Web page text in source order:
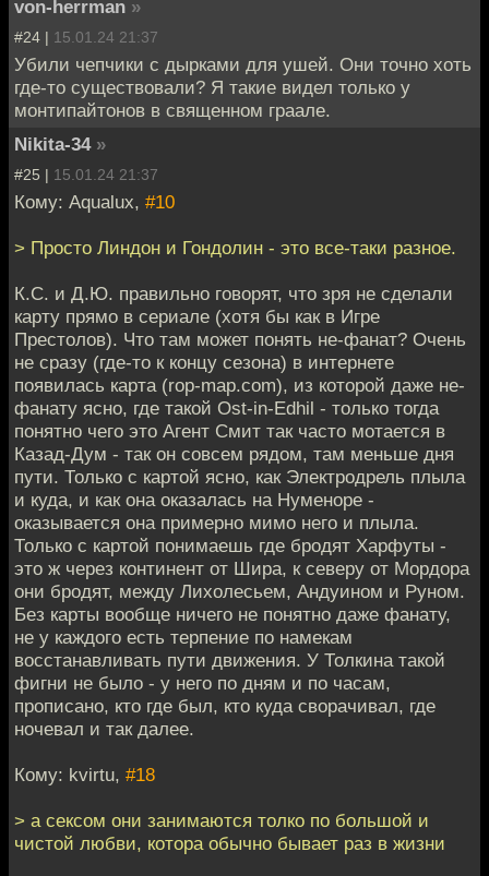
von-herrman »
#24 | 15.01.24 21:37
Убили чепчики с дырками для ушей. Они точно хоть
где-то существовали? Я такие видел только у
монтипайтонов в священном граале.
Nikita-34 »
#25 | 15.01.24 21:37
Кому: Aqualux, #10
> Просто Линдон и Гондолин - это все-таки разное.
К.С. и Д.Ю. правильно говорят, что зря не сделали
карту прямо в сериале (хотя бы как в Игре
Престолов). Что там может понять не-фанат? Очень
не сразу (где-то к концу сезона) в интернете
появилась карта (rop-map.com), из которой даже не-
фанату ясно, где такой Ost-in-Edhil - только тогда
понятно чего это Агент Смит так часто мотается в
Казад-Дум - так он совсем рядом, там меньше дня
пути. Только с картой ясно, как Электродрель плыла
и куда, и как она оказалась на Нуменоре -
оказывается она примерно мимо него и плыла.
Только с картой понимаешь где бродят Харфуты -
это ж через континент от Шира, к северу от Мордора
они бродят, между Лихолесьем, Андуином и Руном.
Без карты вообще ничего не понятно даже фанату,
не у каждого есть терпение по намекам
восстанавливать пути движения. У Толкина такой
фигни не было - у него по дням и по часам,
прописано, кто где был, кто куда сворачивал, где
ночевал и так далее.
Кому: kvirtu, #18
> а сексом они занимаются толко по большой и
чистой любви, котора обычно бывает раз в жизни